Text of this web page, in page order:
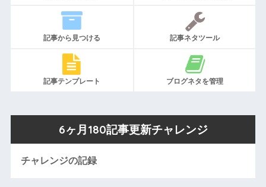
記事から見つける 記事ネタツール
記事テンプレート ブログネタを管理
6ヶ月180記事更新チャレンジ
チャレンジの記録